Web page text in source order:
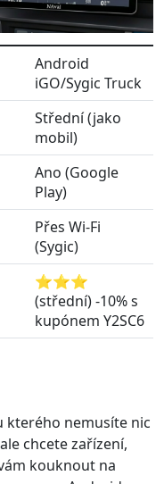
Android
iGO/Sygic Truck
Střední (jako
mobil)
Ano (Google
Play)
Přes Wi-Fi
(Sygic)
⭐⭐⭐
(střední) -10% s
kupónem Y2SC6
kterého nemusíte nic
chcete zařízení,
kouknout na